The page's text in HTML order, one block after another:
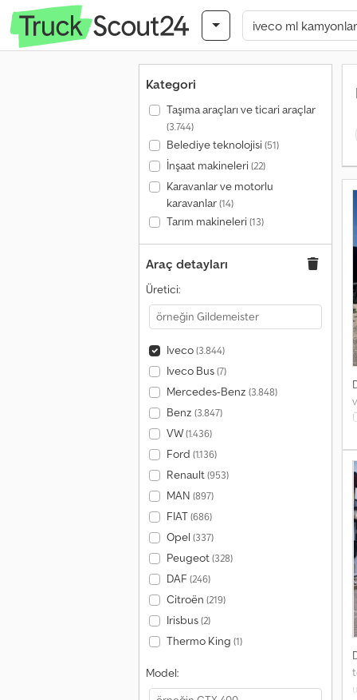
Kategori
Taşıma araçları ve ticari araçlar
(3.744)
Belediye teknolojisi(51)
İnşaat makineleri(22)
Karavanlar ve motorlu
karavanlar(14)
Tarım makineleri(13)
Araç detayları
Üretici:
Iveco(3.844)
Iveco Bus(7)
Mercedes-Benz (3.848)
Benz (3.847)
VW(1.436)
Ford (1.136)
Renault(953)
MAN (897)
FIAT(686)
Opel (337)
Peugeot(328)
DAF (246)
Citroën (219)
Irisbus(2)
Thermo King (1)
Model: